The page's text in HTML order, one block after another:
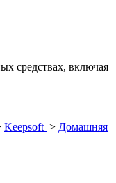
средствах, включая
Keepsoft > Домашняя